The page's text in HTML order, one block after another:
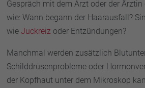
Gespräch mit dem Arzt oder der
wie: Wann begann der Haarausfall?
wie Juckreiz oder Entzündungen?
Manchmal werden zusätzlich
Schilddrüsenprobleme oder
der Kopfhaut unter dem Mikroskop